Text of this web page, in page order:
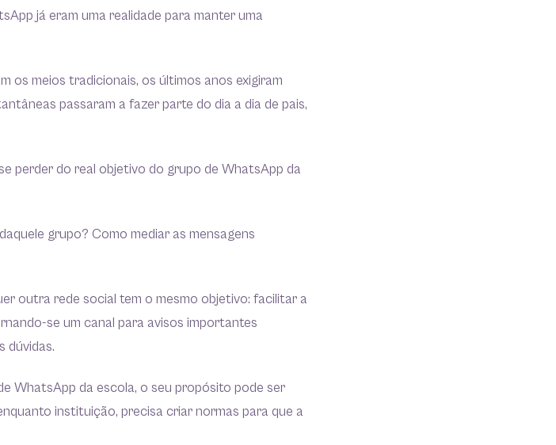
já eram uma realidade para manter uma
os meios tradicionais, os últimos anos exigiram
passaram a fazer parte do dia a dia de pais,
perder do real objetivo do grupo de WhatsApp da
grupo? Como mediar as mensagens
outra rede social tem o mesmo objetivo: facilitar a
se um canal para avisos importantes
dúvidas.
WhatsApp da escola, o seu propósito pode ser
instituição, precisa criar normas para que a